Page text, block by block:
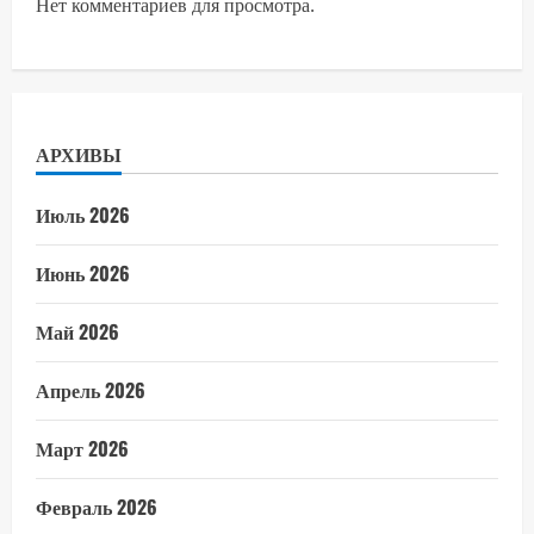
АРХИВЫ
Июль 2026
Июнь 2026
Май 2026
Апрель 2026
Март 2026
Февраль 2026